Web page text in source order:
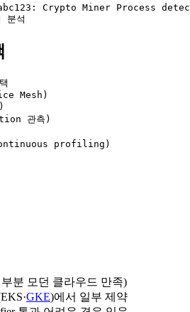
abc123: Crypto Miner Process
분석
Mesh)
관측)
profiling)
분 모던 클라우드 만족)
GKE)에서 일부 제약